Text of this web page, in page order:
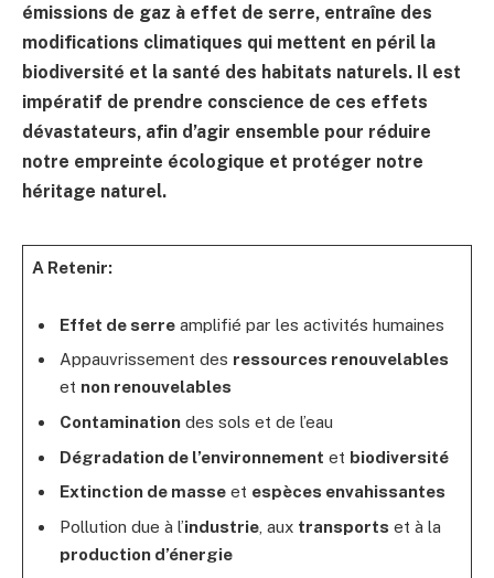
émissions de gaz à effet de serre, entraîne des
modifications climatiques qui mettent en péril la
biodiversité et la santé des habitats naturels. Il est
impératif de prendre conscience de ces effets
dévastateurs, afin d’agir ensemble pour réduire
notre empreinte écologique et protéger notre
héritage naturel.
A Retenir:
Effet de serreamplifié par les activités humaines
Appauvrissement des ressources renouvelables
et non renouvelables
Contaminationdes sols et de l’eau
Dégradation de l’environnement et biodiversité
Extinction de masseet espèces envahissantes
Pollution due à l’industrie, aux transports et à la
production d’énergie